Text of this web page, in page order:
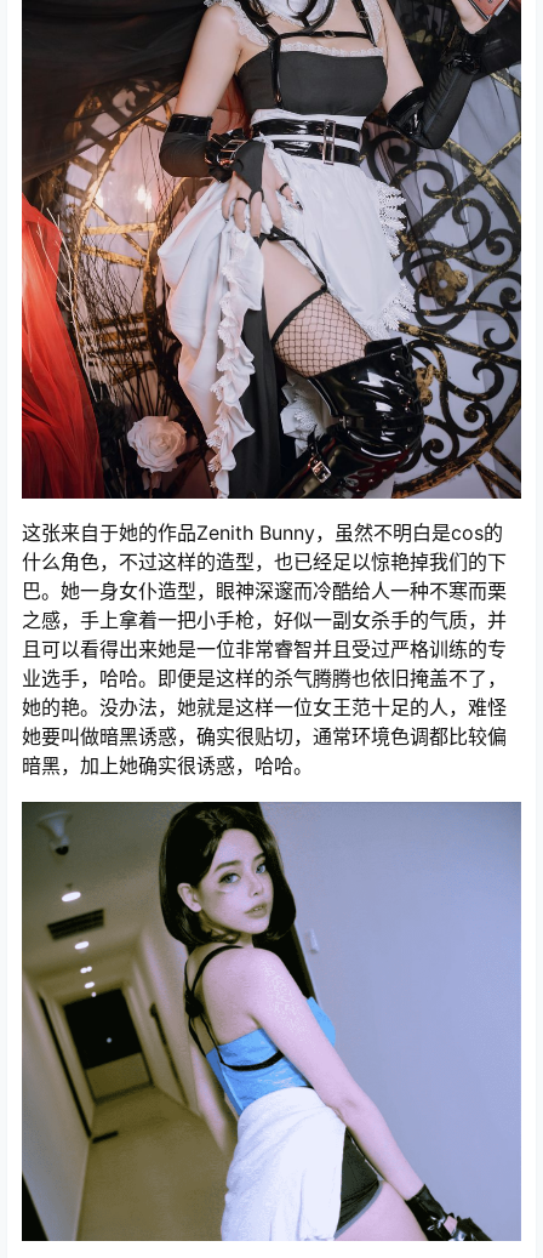
这张来自于她的作品Zenith Bunny，虽然不明白是cos的
什么角色，不过这样的造型，也已经足以惊艳掉我们的下
巴。她一身女仆造型，眼神深邃而冷酷给人一种不寒而栗
之感，手上拿着一把小手枪，好似一副女杀手的气质，并
且可以看得出来她是一位非常睿智并且受过严格训练的专
业选手，哈哈。即便是这样的杀气腾腾也依旧掩盖不了，
她的艳。没办法，她就是这样一位女王范十足的人，难怪
她要叫做暗黑诱惑，确实很贴切，通常环境色调都比较偏
暗黑，加上她确实很诱惑，哈哈。